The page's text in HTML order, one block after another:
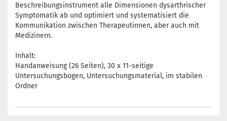
Beschreibungsinstrument alle Dimensionen dysarthrischer
Symptomatik ab und optimiert und systematisiert die
Kommunikation zwischen Therapeutinnen, aber auch mit
Medizinern.
Inhalt:
Handanweisung (26 Seiten), 30 x 11-seitige
Untersuchungsbogen, Untersuchungsmaterial, im stabilen
Ordner